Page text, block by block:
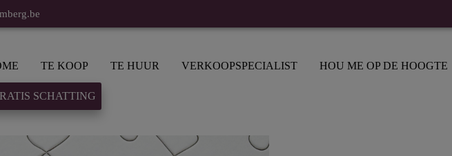
TE KOOP TE HUUR VERKOOPSPECIALIST HOU ME OP DE HOOGTE
SCHATTING